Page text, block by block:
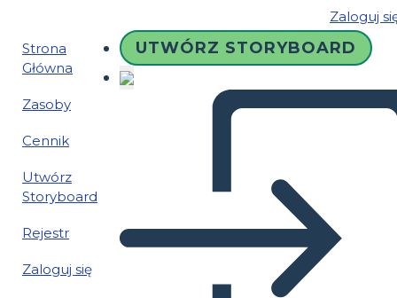
Zaloguj
Strona
Główna
Zasoby
Cennik
Utwórz
Storyboard
Rejestr
Zaloguj się
UTWÓRZ STORYBOARD